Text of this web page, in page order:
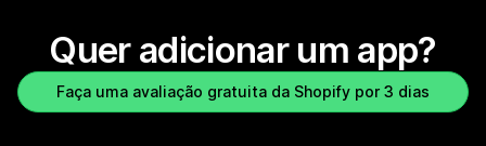
Quer adicionar um app?
Faça uma avaliação gratuita da Shopify por 3 dias